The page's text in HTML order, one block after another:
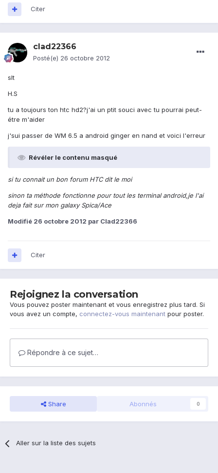
Citer
clad22366
Posté(e) 26 octobre 2012
slt
H.S
tu a toujours ton htc hd2?j'ai un ptit souci avec tu pourrai peut-
étre m'aider
j'sui passer de WM 6.5 a android ginger en nand et voici l'erreur
Révéler le contenu masqué
si tu connait un bon forum HTC dit le moi
sinon ta méthode fonctionne pour tout les terminal android,je l'ai
deja fait sur mon galaxy Spica/Ace
Modifié 26 octobre 2012 par Clad22366
Citer
Rejoignez la conversation
Vous pouvez poster maintenant et vous enregistrez plus tard. Si
vous avez un compte, connectez-vous maintenant pour poster.
Répondre à ce sujet…
Share Abonnés 0
Aller sur la liste des sujets